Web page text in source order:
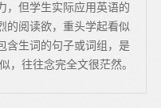
，但学生实际应用英语的
的阅读欲，重头学起看似
含生词的句子或词组，是
，往往念完全文很茫然。